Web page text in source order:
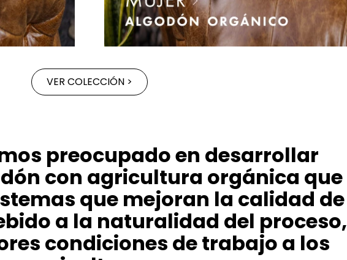
VER COLECCIÓN >
preocupado en desarrollar
con agricultura orgánica que
que mejoran la calidad de
a la naturalidad del proceso,
condiciones de trabajo a los